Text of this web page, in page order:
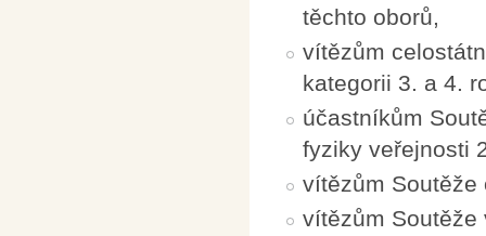
těchto oborů,
vítězům
kategorii 3. a 4.
účastníkům
fyziky veřejnosti
vítězům Soutěže
vítězům Soutěže